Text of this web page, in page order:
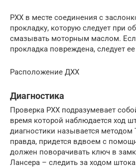
РХХ в месте соединения с
прокладку, которую следует при
смазывать моторным маслом.
прокладка повреждена, следует
Расположение ДХХ
Диагностика
Проверка РХХ подразумевает
время которой наблюдается ход
диагностики называется методом
правда, придется вдвоем с
должен поворачивать ключ в
Лансера – следить за ходом